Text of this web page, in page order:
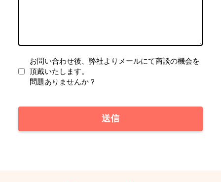
お問い合わせ後、弊社よりメールにて商談の機会を
頂戴いたします。
問題ありませんか？
送信